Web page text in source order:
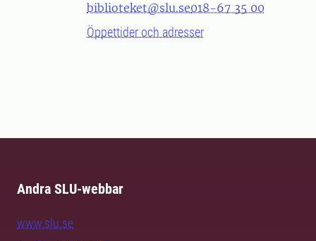
biblioteket@slu.se018-67 35 00
Öppettider och adresser
Andra SLU-webbar
www.slu.se